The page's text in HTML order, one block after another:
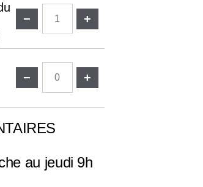
− +
− +
au jeudi 9h